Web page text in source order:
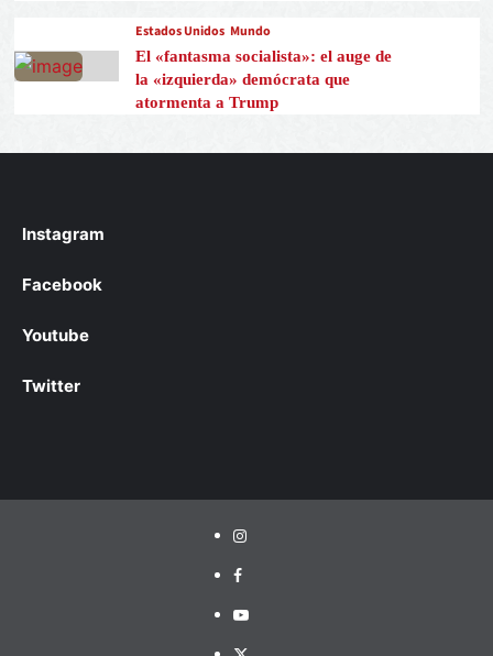
Estados Unidos Mundo
El «fantasma socialista»: el auge de
la «izquierda» demócrata que
atormenta a Trump
Instagram
Facebook
Youtube
Twitter